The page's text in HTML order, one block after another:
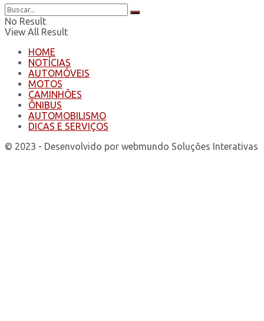
No Result
View All Result
HOME
NOTÍCIAS
AUTOMÓVEIS
MOTOS
CAMINHÕES
ÔNIBUS
AUTOMOBILISMO
DICAS E SERVIÇOS
© 2023 - Desenvolvido por webmundo Soluções Interativas